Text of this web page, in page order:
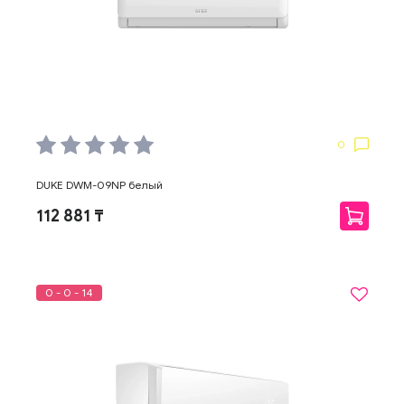
0
DUKE DWM-09NP белый
112 881 ₸
0 - 0 - 14